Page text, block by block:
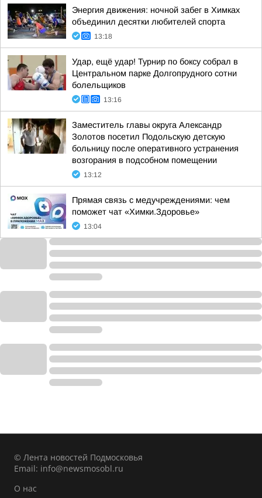
Энергия движения: ночной забег в Химках
объединил десятки любителей спорта
13:18
Удар, ещё удар! Турнир по боксу собрал в
Центральном парке Долгопрудного сотни
болельщиков
13:16
Заместитель главы округа Александр
Золотов посетил Подольскую детскую
больницу после оперативного устранения
возгорания в подсобном помещении
13:12
Прямая связь с медучреждениями: чем
поможет чат «Химки.Здоровье»
13:04
© Лента новостей Подмосковья
Email: info@newsmosobl.ru
О нас